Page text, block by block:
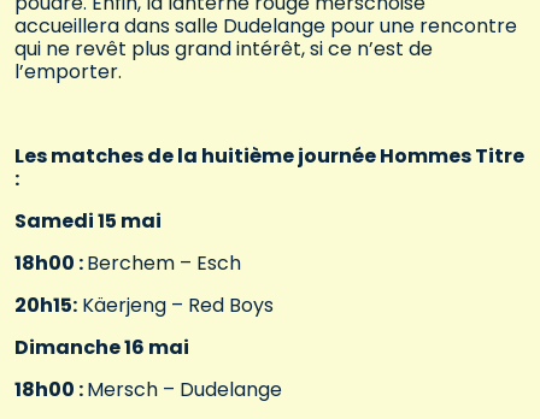
accueillera dans salle Dudelange pour une rencontre
qui ne revêt plus grand intérêt, si ce n’est de
l’emporter.
Les matches de la huitième journée Hommes Titre
:
Samedi 15 mai
18h00 :Berchem – Esch
20h15: Käerjeng – Red Boys
Dimanche 16 mai
18h00 :Mersch – Dudelange